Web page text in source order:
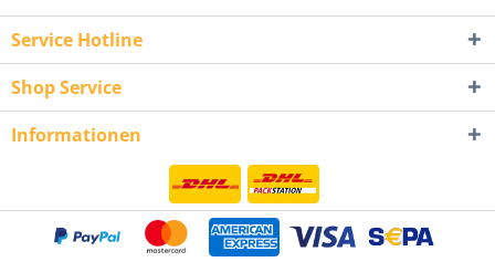
Service Hotline
Shop Service
Informationen